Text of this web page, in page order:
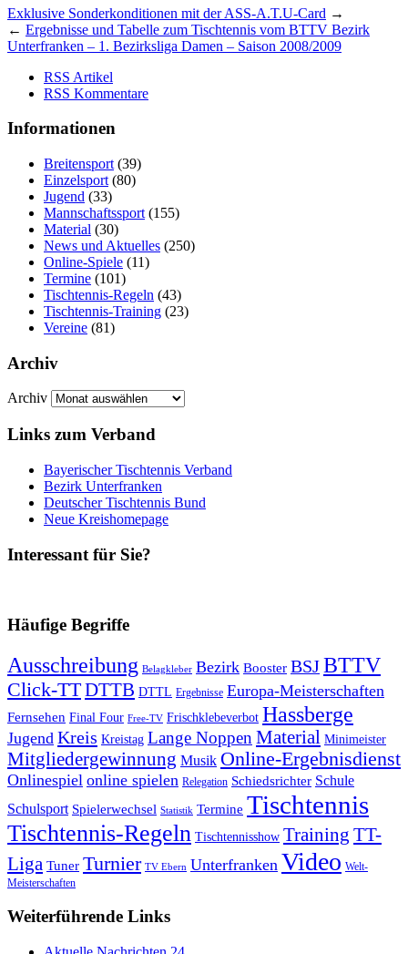
Exklusive Sonderkonditionen mit der ASS-A.T.U-Card →
← Ergebnisse und Tabelle zum Tischtennis vom BTTV Bezirk
Unterfranken – 1. Bezirksliga Damen – Saison 2008/2009
RSS Artikel
RSS Kommentare
Informationen
Breitensport (39)
Einzelsport (80)
Jugend (33)
Mannschaftssport (155)
Material (30)
News und Aktuelles (250)
Online-Spiele (11)
Termine (101)
Tischtennis-Regeln (43)
Tischtennis-Training (23)
Vereine (81)
Archiv
Archiv
Links zum Verband
Bayerischer Tischtennis Verband
Bezirk Unterfranken
Deutscher Tischtennis Bund
Neue Kreishomepage
Interessant für Sie?
Häufige Begriffe
Ausschreibung Belagkleber Bezirk Booster BSJBTTV
Click-TTDTTB DTTL Ergebnisse Europa-Meisterschaften
Fernsehen Final Four Free-TV Frischklebeverbot Hassberge
Jugend Kreis Kreistag Lange Noppen Material Minimeister
Mitgliedergewinnung Musik Online-Ergebnisdienst
Onlinespiel online spielen Relegation Schiedsrichter Schule
Schulsport Spielerwechsel Statistik Termine Tischtennis
Tischtennis-Regeln Tischtennisshow Training TT-
Liga Tuner Turnier TV Ebern Unterfranken Video Welt-
Meisterschaften
Weiterführende Links